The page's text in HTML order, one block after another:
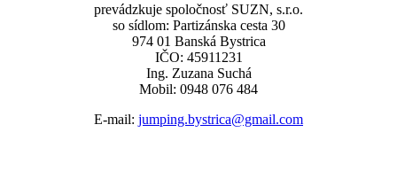
prevádzkuje spoločnosť SUZN, s.r.o.
so sídlom: Partizánska cesta 30
974 01 Banská Bystrica
IČO: 45911231
Ing. Zuzana Suchá
Mobil: 0948 076 484
E-mail: jumping.bystrica@gmail.com